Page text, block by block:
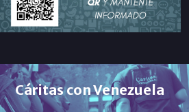
Cáritas con Venezuela